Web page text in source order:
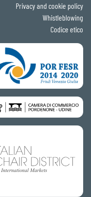
Privacy and cookie policy
Whistleblowing
Codice etico